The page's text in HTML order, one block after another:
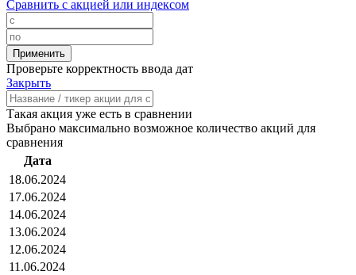
Сравнить с акцией или индексом
Проверьте корректность ввода дат
Закрыть
Такая акция уже есть в сравнении
Выбрано максимально возможное количество акций для
сравнения
Дата
18.06.2024
17.06.2024
14.06.2024
13.06.2024
12.06.2024
11.06.2024